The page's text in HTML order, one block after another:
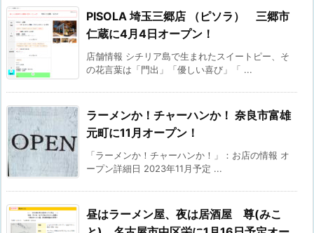
PISOLA 埼玉三郷店 （ピソラ） 三郷市
仁蔵に4月4日オープン！
店舗情報 シチリア島で生まれたスイートピー、そ
の花言葉は「門出」「優しい喜び」「 ...
ラーメンか！チャーハンか！ 奈良市富雄
元町に11月オープン！
「ラーメンか！チャーハンか！」：お店の情報 オ
ープン詳細日 2023年11月予定 ...
昼はラーメン屋、夜は居酒屋 尊(みこ